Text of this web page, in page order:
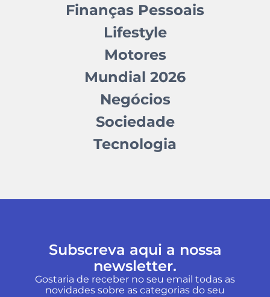
Finanças Pessoais
Lifestyle
Motores
Mundial 2026
Negócios
Sociedade
Tecnologia
Subscreva aqui a nossa
newsletter.
Gostaria de receber no seu email todas as
novidades sobre as categorias do seu